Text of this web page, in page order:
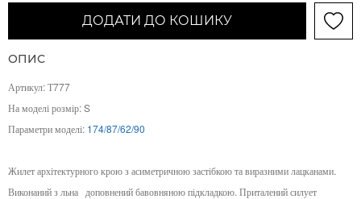
ДОДАТИ ДО КОШИКУ
ОПИС
Артикул: Т777
На моделі розмір: S
Параметри моделі: 174/87/62/90
Жилет архітектурного крою з асиметричною застібкою та виразними лацканами.
Виконаний з льна доповнений бавовняною підкладкою. Приталений силует